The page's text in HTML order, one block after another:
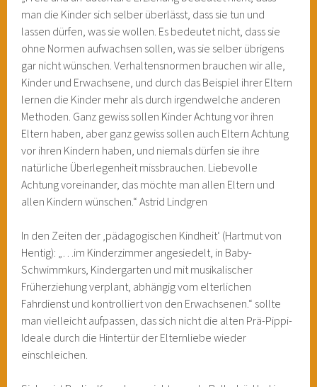
man die Kinder sich selber überlässt, dass sie tun und
lassen dürfen, was sie wollen. Es bedeutet nicht, dass sie
ohne Normen aufwachsen sollen, was sie selber übrigens
gar nicht wünschen. Verhaltensnormen brauchen wir alle,
Kinder und Erwachsene, und durch das Beispiel ihrer Eltern
lernen die Kinder mehr als durch irgendwelche anderen
Methoden. Ganz gewiss sollen Kinder Achtung vor ihren
Eltern haben, aber ganz gewiss sollen auch Eltern Achtung
vor ihren Kindern haben, und niemals dürfen sie ihre
natürliche Überlegenheit missbrauchen. Liebevolle
Achtung voreinander, das möchte man allen Eltern und
allen Kindern wünschen.“ Astrid Lindgren
In den Zeiten der ‚pädagogischen Kindheit‘ (Hartmut von
Hentig): „…im Kinderzimmer angesiedelt, in Baby-
Schwimmkurs, Kindergarten und mit musikalischer
Früherziehung verplant, abhängig vom elterlichen
Fahrdienst und kontrolliert von den Erwachsenen.“ sollte
man vielleicht aufpassen, das sich nicht die alten Prä-Pippi-
Ideale durch die Hintertür der Elternliebe wieder
einschleichen.